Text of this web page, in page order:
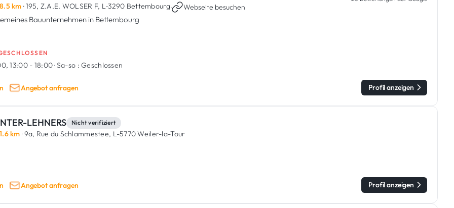
8.5 km · 195, Z.A.E. WOLSER F, L-3290 Bettembourg· Webseite besuchen
Bauunternehmen in Bettembourg
13:00 - 18:00·Sa-so : Geschlossen
Angebot anfragen Profil anzeigen
LEHNERS Nicht verifiziert
1.6 km · 9a, Rue du Schlammestee, L-5770 Weiler-la-Tour
Angebot anfragen Profil anzeigen